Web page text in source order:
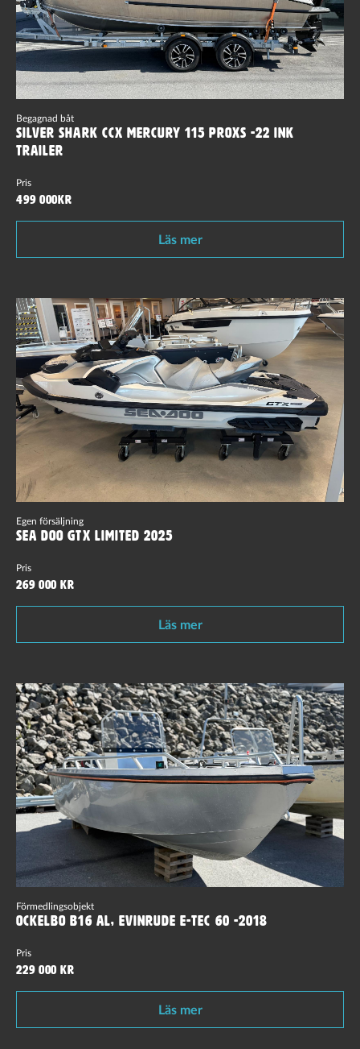
Begagnad båt
Silver Shark CCX Mercury 115 ProXs -22 Ink
Trailer
Pris
499 000kr
Läs mer
Egen försäljning
Sea Doo GTX Limited 2025
Pris
269 000 kr
Läs mer
Förmedlingsobjekt
Ockelbo B16 AL, Evinrude E-Tec 60 -2018
Pris
229 000 kr
Läs mer